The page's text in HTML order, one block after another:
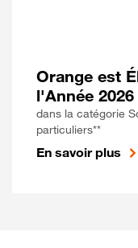
Orange est
l'Année 2026
dans la catégorie
particuliers**
En savoir plus